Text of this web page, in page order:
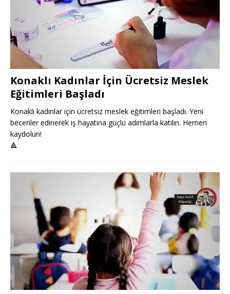
Konaklı Kadınlar İçin Ücretsiz Meslek
Eğitimleri Başladı
Konaklı kadınlar için ücretsiz meslek eğitimleri başladı. Yeni
beceriler edinerek iş hayatına güçlü adımlarla katılın. Hemen
kaydolun!
🔺